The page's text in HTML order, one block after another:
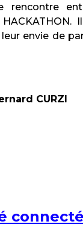
Il
envie de
CURZI